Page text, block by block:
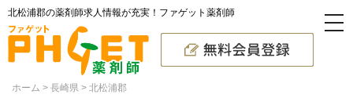
北松浦郡の薬剤師求人情報が充実！ファゲット薬剤師
ホーム 長崎県 北松浦郡